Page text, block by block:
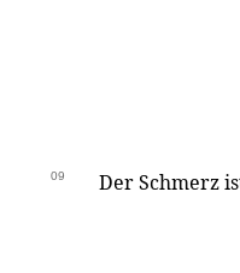
09 Der Schmerz